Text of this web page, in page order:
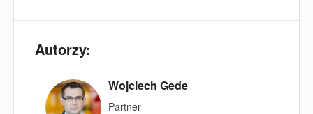
Autorzy:
Wojciech Gede
Partner